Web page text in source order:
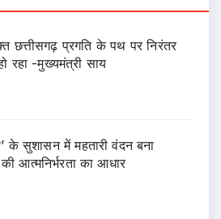
छत्तीसगढ़ प्रगति के पथ पर निरंतर
रहा -मुख्यमंत्री साय
के सुशासन में महतारी वंदन बना
आत्मनिर्भरता का आधार